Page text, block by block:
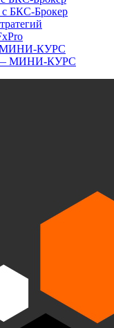
БКС-Брокер
МИНИ-КУРС
— МИНИ-КУРС